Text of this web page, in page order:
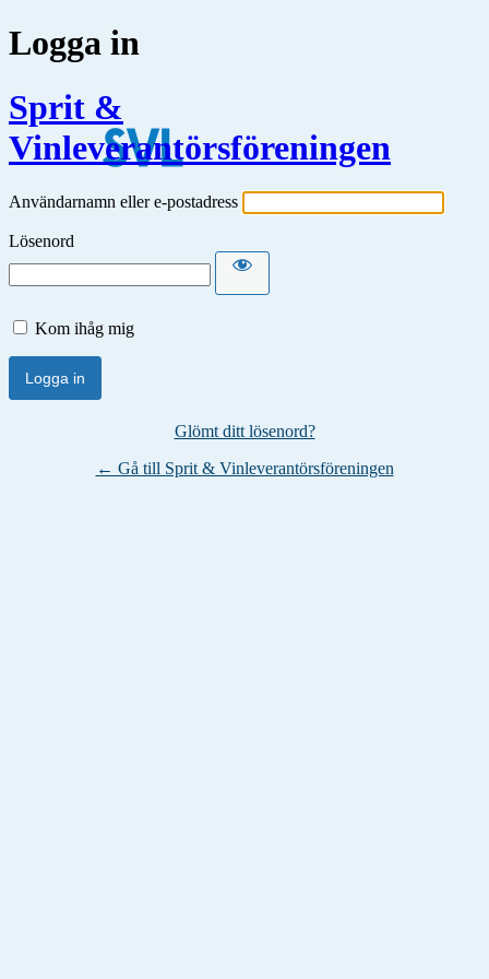
Logga in
Sprit &
Vinleverantörsföreningen
Användarnamn eller e-postadress
Lösenord
Kom ihåg mig
Glömt ditt lösenord?
← Gå till Sprit & Vinleverantörsföreningen